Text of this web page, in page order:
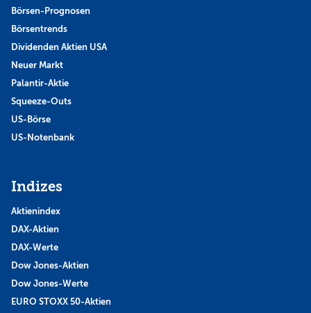
Börsen-Prognosen
Börsentrends
Dividenden Aktien USA
Neuer Markt
Palantir-Aktie
Squeeze-Outs
US-Börse
US-Notenbank
Indizes
Aktienindex
DAX-Aktien
DAX-Werte
Dow Jones-Aktien
Dow Jones-Werte
EURO STOXX 50-Aktien